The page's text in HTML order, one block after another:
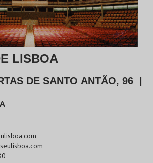
LISBOA
DE SANTO ANTÃO, 96